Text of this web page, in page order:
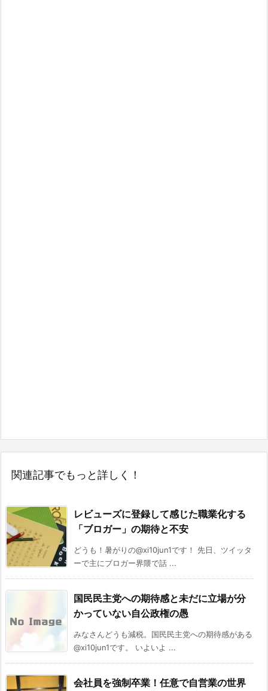
関連記事でもっと詳しく！
レビューズに登録して感じた職業化する
「ブロガー」の期待と不安
どうも！暑がりの@xi10jun1です！ 先日、ツイッタ
ーで主にブロガー界隈で話 ...
国民民主党への期待感と未だに立場が分
かっていない自公政権の愚
みなさんどうも減税。国民民主党への期待感がある
@xi10jun1です。 いよいよ ...
会社員を強制卒業！任意で自営業の世界